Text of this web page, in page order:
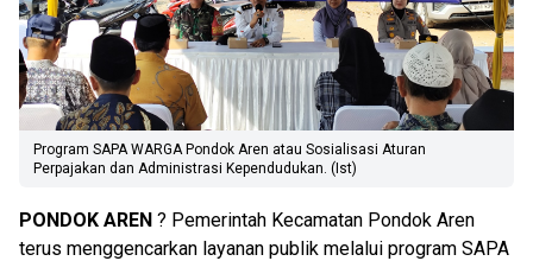
Program SAPA WARGA Pondok Aren atau Sosialisasi Aturan
Perpajakan dan Administrasi Kependudukan. (Ist)
PONDOK AREN ? Pemerintah Kecamatan Pondok Aren
terus menggencarkan layanan publik melalui program SAPA